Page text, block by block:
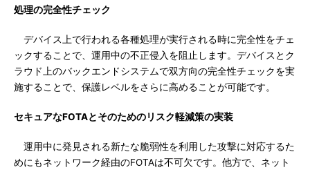
処理の完全性チェック
デバイス上で行われる各種処理が実行される時に完全性をチェ
ックすることで、運用中の不正侵入を阻止します。デバイスとク
ラウド上のバックエンドシステムで双方向の完全性チェックを実
施することで、保護レベルをさらに高めることが可能です。
セキュアなFOTAとそのためのリスク軽減策の実装
運用中に発見される新たな脆弱性を利用した攻撃に対応するた
めにもネットワーク経由のFOTAは不可欠です。他方で、ネット